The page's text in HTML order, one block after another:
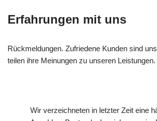
Erfahrungen mit uns
Rückmeldungen. Zufriedene Kunden sind
teilen ihre Meinungen zu unseren Leistungen.
Wir verzeichneten in letzter Zeit eine